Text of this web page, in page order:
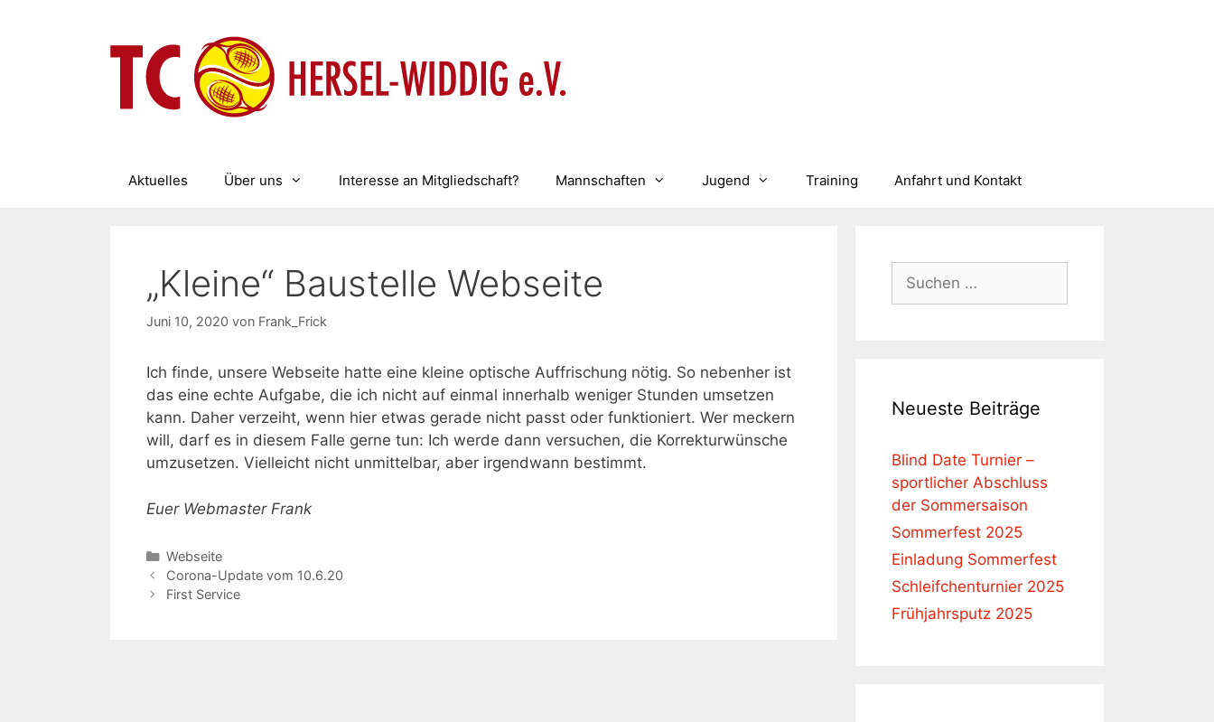
Aktuelles Über uns Interesse an Mitgliedschaft? Mannschaften Jugend Training Anfahrt und Kontakt
„Kleine“ Baustelle Webseite
Juni 10, 2020 von Frank_Frick
Ich finde, unsere Webseite hatte eine kleine optische Auffrischung nötig. So nebenher ist
das eine echte Aufgabe, die ich nicht auf einmal innerhalb weniger Stunden umsetzen
kann. Daher verzeiht, wenn hier etwas gerade nicht passt oder funktioniert. Wer meckern
will, darf es in diesem Falle gerne tun: Ich werde dann versuchen, die Korrekturwünsche
umzusetzen. Vielleicht nicht unmittelbar, aber irgendwann bestimmt.
Euer Webmaster Frank
Kategorien
Webseite
Corona-Update vom 10.6.20
First Service
Suchen
nach:
Neueste Beiträge
Blind Date Turnier –
sportlicher Abschluss
der Sommersaison
Sommerfest 2025
Einladung Sommerfest
Schleifchenturnier 2025
Frühjahrsputz 2025